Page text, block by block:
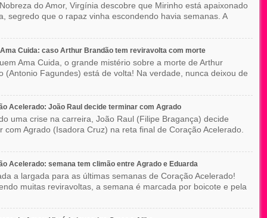
do Amor, Virgínia descobre que Mirinho está apaixonado
segredo que o rapaz vinha escondendo havia semanas. A
Cuida: caso Arthur Brandão tem reviravolta com morte
Ama Cuida, o grande mistério sobre a morte de Arthur
(Antonio Fagundes) está de volta! Na verdade, nunca deixou de
Acelerado: João Raul decide terminar com Agrado
uma crise na carreira, João Raul (Filipe Bragança) decide
com Agrado (Isadora Cruz) na reta final de Coração Acelerado.
Acelerado: semana tem climão entre Agrado e Eduarda
a largada para as últimas semanas de Coração Acelerado!
muitas reviravoltas, a semana é marcada por boicote e pela